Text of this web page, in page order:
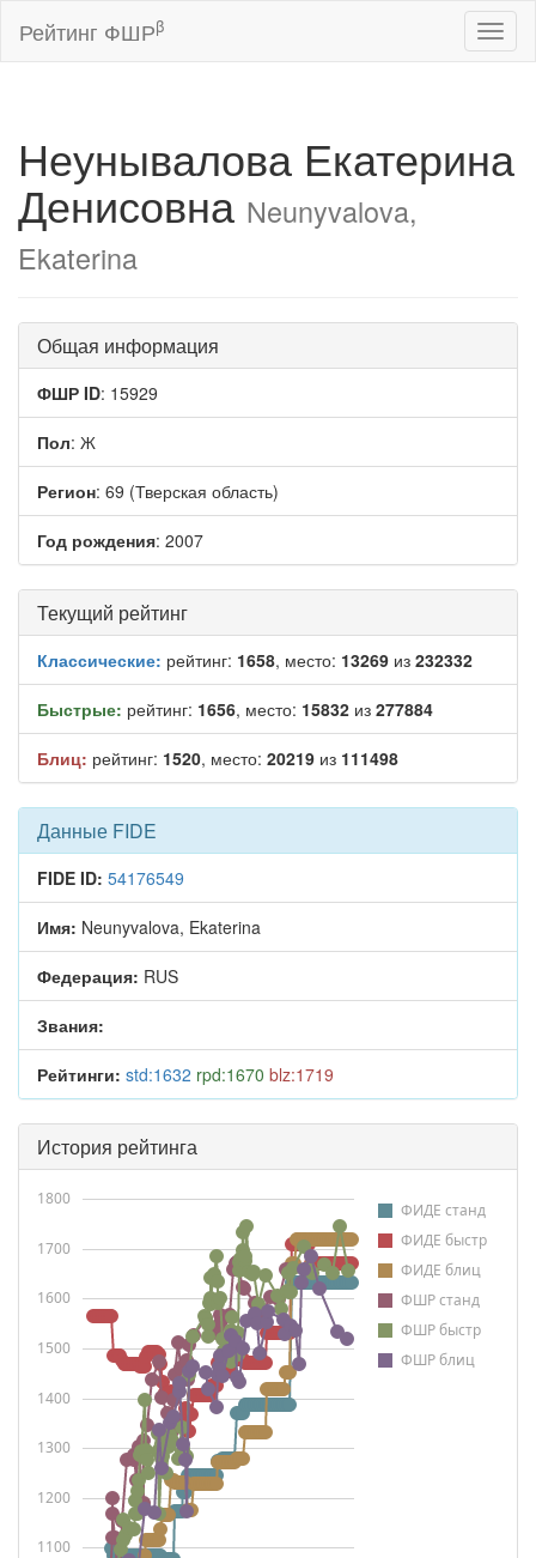
Рейтинг ФШРβ
Неунывалова Екатерина
Денисовна Neunyvalova,
Ekaterina
Общая информация
ФШР ID: 15929
Пол: Ж
Регион: 69 (Тверская область)
Год рождения: 2007
Текущий рейтинг
Классические: рейтинг: 1658, место: 13269 из 232332
Быстрые: рейтинг: 1656, место: 15832 из 277884
Блиц: рейтинг: 1520, место: 20219 из 111498
Данные FIDE
FIDE ID: 54176549
Имя: Neunyvalova, Ekaterina
Федерация: RUS
Звания:
Рейтинги: std:1632 rpd:1670 blz:1719
История рейтинга
ФИДЕ станд
ФИДЕ быстр
ФИДЕ блиц
ФШР станд
ФШР быстр
ФШР блиц
1100
1200
1300
1400
1500
1600
1700
1800